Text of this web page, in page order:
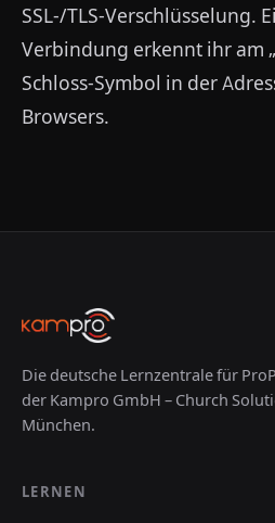
SSL-/TLS-Verschlüsselung.
Verbindung erkennt ihr am
Schloss-Symbol in der
Browsers.
Die deutsche Lernzentrale für
der Kampro GmbH – Church
München.
LERNEN